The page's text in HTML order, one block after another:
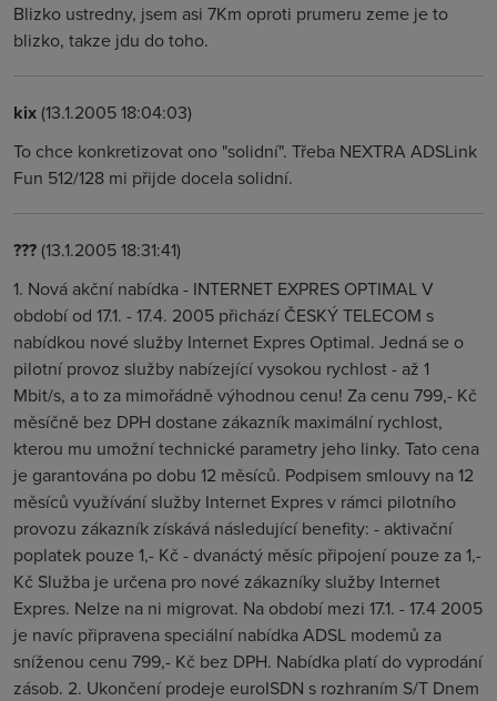
Blizko ustredny, jsem asi 7Km oproti prumeru zeme je to
blizko, takze jdu do toho.
kix(13.1.2005 18:04:03)
To chce konkretizovat ono "solidní". Třeba NEXTRA ADSLink
Fun 512/128 mi přijde docela solidní.
???(13.1.2005 18:31:41)
1. Nová akční nabídka - INTERNET EXPRES OPTIMAL V
období od 17.1. - 17.4. 2005 přichází ČESKÝ TELECOM s
nabídkou nové služby Internet Expres Optimal. Jedná se o
pilotní provoz služby nabízející vysokou rychlost - až 1
Mbit/s, a to za mimořádně výhodnou cenu! Za cenu 799,- Kč
měsíčně bez DPH dostane zákazník maximální rychlost,
kterou mu umožní technické parametry jeho linky. Tato cena
je garantována po dobu 12 měsíců. Podpisem smlouvy na 12
měsíců využívání služby Internet Expres v rámci pilotního
provozu zákazník získává následující benefity: - aktivační
poplatek pouze 1,- Kč - dvanáctý měsíc připojení pouze za 1,-
Kč Služba je určena pro nové zákazníky služby Internet
Expres. Nelze na ni migrovat. Na období mezi 17.1. - 17.4 2005
je navíc připravena speciální nabídka ADSL modemů za
sníženou cenu 799,- Kč bez DPH. Nabídka platí do vyprodání
zásob. 2. Ukončení prodeje euroISDN s rozhraním S/T Dnem